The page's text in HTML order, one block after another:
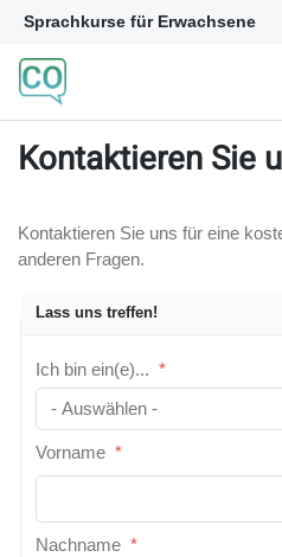
Sprachkurse für Erwachsene
Kontaktieren Sie
Kontaktieren Sie uns für eine
anderen Fragen.
Lass uns treffen!
Ich bin ein(e)... *
Vorname *
Nachname *